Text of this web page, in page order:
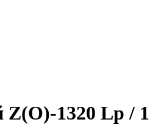
Z(О)-1320 Lp /